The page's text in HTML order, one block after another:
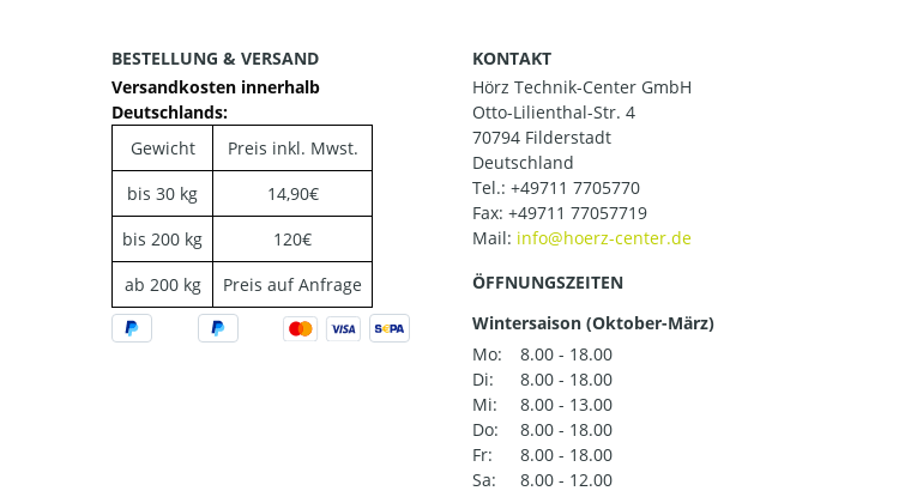
BESTELLUNG & VERSAND
Versandkosten innerhalb
Deutschlands:
Gewicht
Preis inkl. Mwst.
bis 30 kg
14,90€
bis 200 kg
120€
ab 200 kg
Preis auf Anfrage
KONTAKT
Hörz Technik-Center GmbH
Otto-Lilienthal-Str. 4
70794 Filderstadt
Deutschland
Tel.: +49711 7705770
Fax: +49711 77057719
Mail:
ÖFFNUNGSZEITEN
Wintersaison (Oktober-März)
Mo:
8.00 - 18.00
Di:
8.00 - 18.00
Mi:
8.00 - 13.00
Do:
8.00 - 18.00
Fr:
8.00 - 18.00
Sa:
8.00 - 12.00